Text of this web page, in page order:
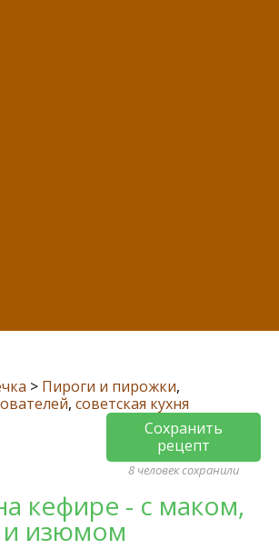
> Пироги и пирожки,
, советская кухня
Сохранить
рецепт
8 человек сохранили
кефире - с маком,
изюмом